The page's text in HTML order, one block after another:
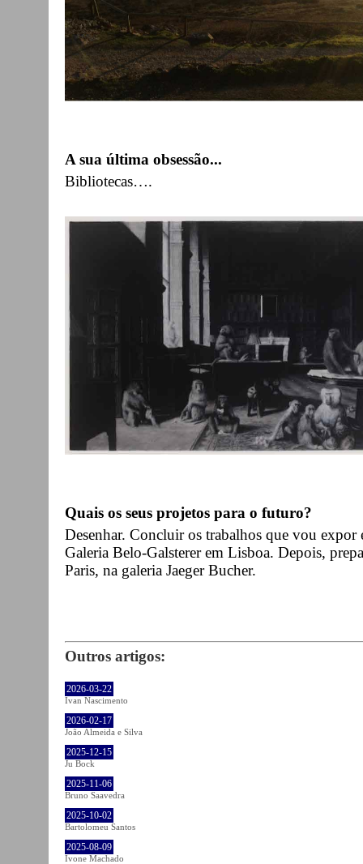
A sua última obsessão...
Bibliotecas….
Quais os seus projetos para o futuro?
Desenhar. Concluir os trabalhos que vou
Galeria Belo-Galsterer em Lisboa. Depois,
Paris, na galeria Jaeger Bucher.
Outros artigos:
2026-03-22
Ivan Nascimento
2026-02-17
João Almeida e Silva
2025-12-15
Ju Bock
2025-11-06
Bruno Saavedra
2025-10-02
Bartolomeu Santos
2025-08-09
Ivone Machado